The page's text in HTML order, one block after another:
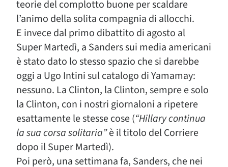
teorie del complotto buone per scaldare
l’animo della solita compagnia di allocchi.
E invece dal primo dibattito di agosto al
Super Martedì, a Sanders sui media americani
è stato dato lo stesso spazio che si darebbe
oggi a Ugo Intini sul catalogo di Yamamay:
nessuno. La Clinton, la Clinton, sempre e solo
la Clinton, con i nostri giornaloni a ripetere
esattamente le stesse cose (“Hillary continua
la sua corsa solitaria”è il titolo del Corriere
dopo il Super Martedì).
Poi però, una settimana fa, Sanders, che nei